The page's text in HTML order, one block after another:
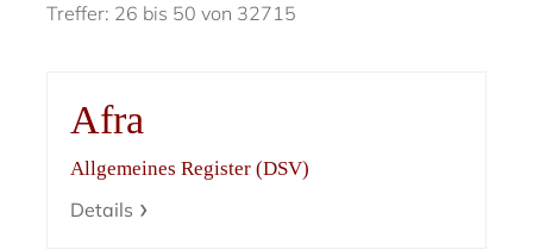
Treffer: 26 bis 50 von 32715
Afra
Allgemeines Register (DSV)
Details